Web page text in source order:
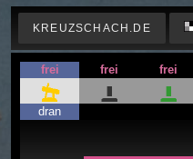
KREUZSCHACH.DE
frei
dran
frei frei